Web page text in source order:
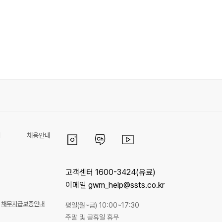
채용안내
채무지급보증안내
고객센터 1600-3424(유료)
이메일 gwm_help@ssts.co.kr
평일(월~금) 10:00~17:30
주말 및 공휴일 휴무